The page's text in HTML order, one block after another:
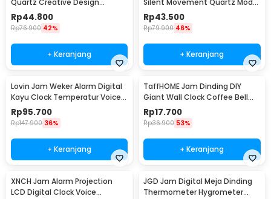
Modern 29cm - H6588
Rp44.800
Rp76.900 42%
+ Keranjang
Modern 29cm - H6589
Rp43.500
Rp79.900 46%
+ Keranjang
Lovin Jam Weker Alarm Digital
Kayu Clock Temperatur Voice
Control - TX602
Rp95.700
Rp147.900 36%
+ Keranjang
TaffHOME Jam Dinding DIY
Giant Wall Clock Coffee Bell
40-70cm - DIY-12
Rp17.700
Rp36.900 53%
+ Keranjang
XNCH Jam Alarm Projection
LCD Digital Clock Voice
JGD Jam Digital Meja Dinding
Thermometer Hygrometer